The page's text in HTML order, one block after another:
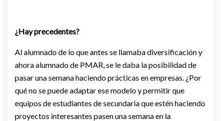
¿Hay precedentes?
Al alumnado de lo que antes se llamaba diversificación y
ahora alumnado de PMAR, se le daba la posibilidad de
pasar una semana haciendo prácticas en empresas. ¿Por
qué no se puede adaptar ese modelo y permitir que
equipos de estudiantes de secundaria que estén haciendo
proyectos interesantes pasen una semana en la